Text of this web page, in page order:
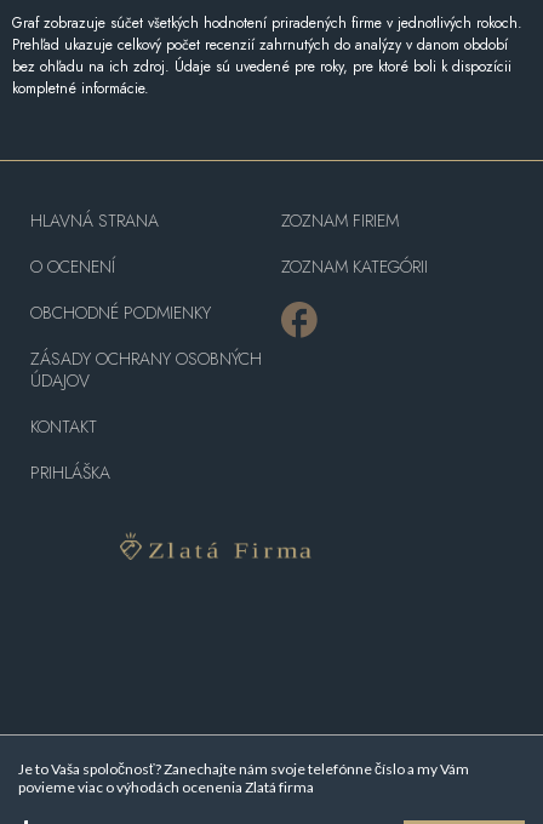
Graf zobrazuje súčet všetkých hodnotení priradených firme v jednotlivých rokoch.
Prehľad ukazuje celkový počet recenzií zahrnutých do analýzy v danom období
bez ohľadu na ich zdroj. Údaje sú uvedené pre roky, pre ktoré boli k dispozícii
kompletné informácie.
Je to Vaša spoločnosť? Zanechajte nám svoje telefónne číslo a my Vám
povieme viac ovýhodách ocenenia Zlatá firma
HLAVNÁ STRANA
O OCENENÍ
OBCHODNÉ PODMIENKY
ZÁSADY OCHRANY OSOBNÝCH
ÚDAJOV
KONTAKT
PRIHLÁŠKA
ZOZNAM FIRIEM
ZOZNAM KATEGÓRII